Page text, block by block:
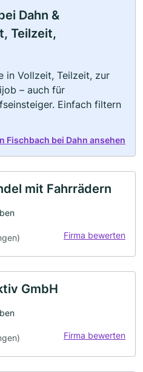
Dahn &
Teilzeit,
in Vollzeit, Teilzeit, zur
– auch für
Einfach filtern
Fischbach bei Dahn ansehen
mit Fahrrädern
Firma bewerten
GmbH
Firma bewerten